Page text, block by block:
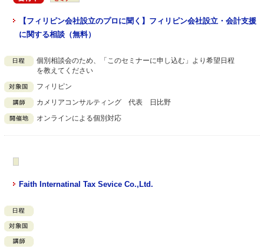
【フィリピン会社設立のプロに聞く】フィリピン会社設立・会計支援
に関する相談（無料）
個別相談会のため、「このセミナーに申し込む」より希望日程
を教えてください
フィリピン
カメリアコンサルティング 代表 日比野
オンラインによる個別対応
Faith Internatinal Tax Sevice Co.,Ltd.